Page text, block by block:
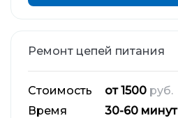
Ремонт цепей питания
Стоимость от 1500 руб.
Время
30-60 минут